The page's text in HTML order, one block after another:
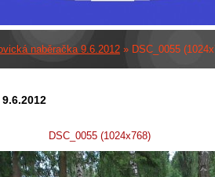
naběračka 9.6.2012 » DSC_0055
DSC_0055 (1024x768)